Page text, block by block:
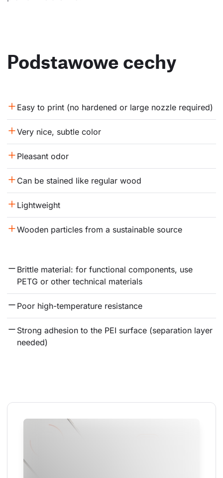
Podstawowe cechy
Easy to print (no hardened or large nozzle required)
Very nice, subtle color
Pleasant odor
Can be stained like regular wood
Lightweight
Wooden particles from a sustainable source
Brittle material: for functional components, use
PETG or other technical materials
Poor high-temperature resistance
Strong adhesion to the PEI surface (separation layer
needed)